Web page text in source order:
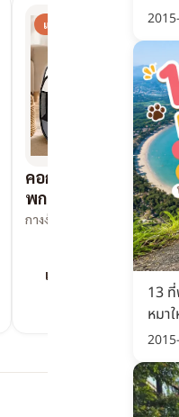
แนะนำ
คอกสัตว์เลี้ยง 8เหลี่ย
พกพา
กางง่าย พับเก็บได้
เริ่มต้น 159 บ
เช็กราคาล่าสุด ก่อนข
พิมพ์
13
หมา